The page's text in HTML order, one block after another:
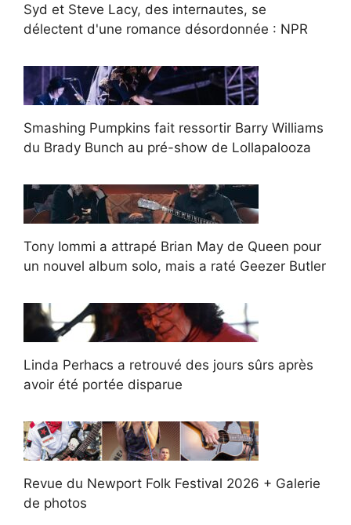
Syd et Steve Lacy, des internautes, se
délectent d'une romance désordonnée : NPR
Smashing Pumpkins fait ressortir Barry Williams
du Brady Bunch au pré-show de Lollapalooza
Tony Iommi a attrapé Brian May de Queen pour
un nouvel album solo, mais a raté Geezer Butler
Linda Perhacs a retrouvé des jours sûrs après
avoir été portée disparue
Revue du Newport Folk Festival 2026 + Galerie
de photos